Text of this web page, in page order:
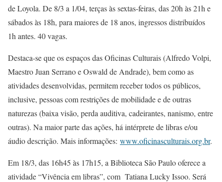
de Loyola. De 8/3 a 1/04, terças às sextas-feiras, das 20h às 21h e
sábados às 18h, para maiores de 18 anos, ingressos distribuídos
1h antes. 40 vagas.
Destaca-se que os espaços das Oficinas Culturais (Alfredo Volpi,
Maestro Juan Serrano e Oswald de Andrade), bem como as
atividades desenvolvidas, permitem receber todos os públicos,
inclusive, pessoas com restrições de mobilidade e de outras
naturezas (baixa visão, perda auditiva, cadeirantes, nanismo, entre
outras). Na maior parte das ações, há intérprete de libras e/ou
áudio descrição. Mais informações: www.oficinasculturais.org.br.
Em 18/3, das 16h45 às 17h15, a Biblioteca São Paulo oferece a
atividade “Vivência em libras”, com Tatiana Lucky Issoo. Será